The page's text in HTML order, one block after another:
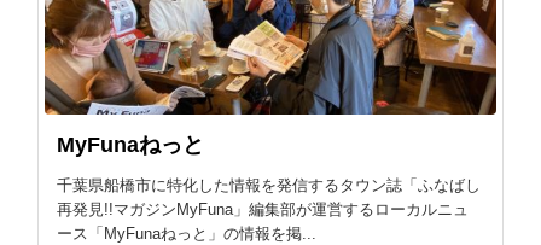
MyFunaねっと
千葉県船橋市に特化した情報を発信するタウン誌「ふなばし
再発見!!マガジンMyFuna」編集部が運営するローカルニュ
ース「MyFunaねっと」の情報を掲...